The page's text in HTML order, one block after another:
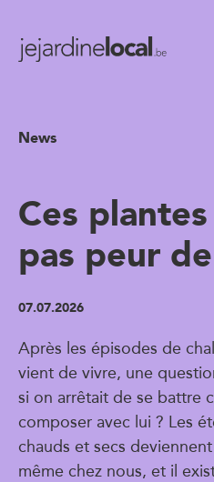
News
Ces
pas peur
07.07.2026
Après les épisodes de
vient de vivre, une
si on arrêtait de se battre
composer avec lui ? Les
chauds et secs
même chez nous, et il